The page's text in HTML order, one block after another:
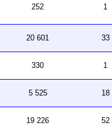
252 1
20 601 33
330 1
5 525 18
19 226 52